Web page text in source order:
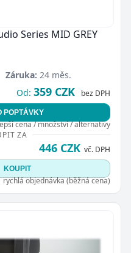
Series MID GREY
Záruka: 24 měs.
Od: 359 CZK bez DPH
POPTÁVKY
cena / množství / alternativy
ZA
446 CZK vč. DPH
KOUPIT
rychlá objednávka (běžná cena)